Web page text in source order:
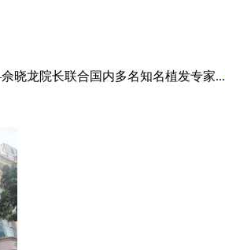
晓龙院长联合国内多名知名植发专家...